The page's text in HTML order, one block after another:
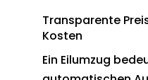
Transparente
Kosten
Ein Eilumzug